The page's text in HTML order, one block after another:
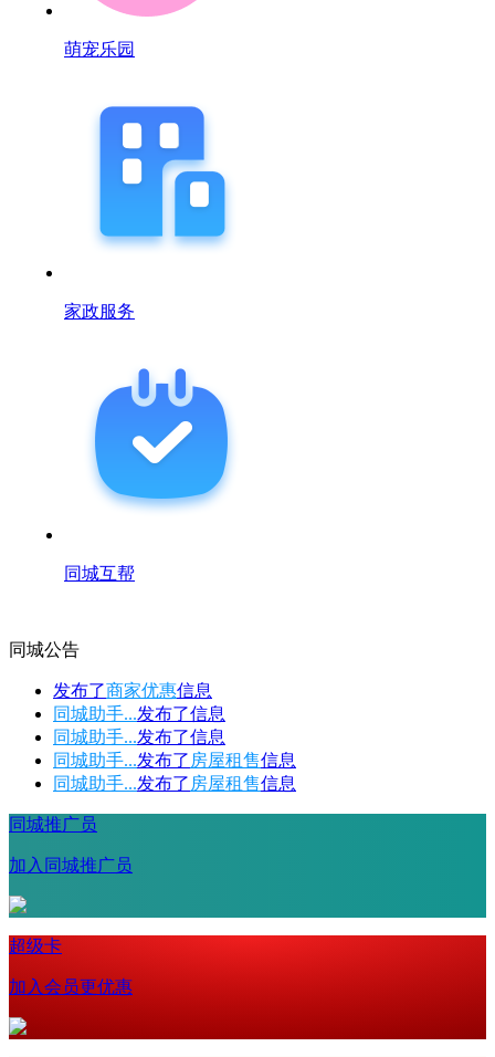
萌宠乐园
家政服务
同城互帮
同城公告
发布了商家优惠信息
同城助手...发布了信息
同城助手...发布了信息
同城助手...发布了 房屋租售信息
同城助手...发布了 房屋租售信息
同城推广员
加入同城推广员
超级卡
加入会员更优惠